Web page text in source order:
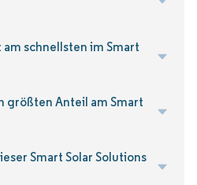
schnellsten im Smart
größten Anteil am Smart
Smart Solar Solutions